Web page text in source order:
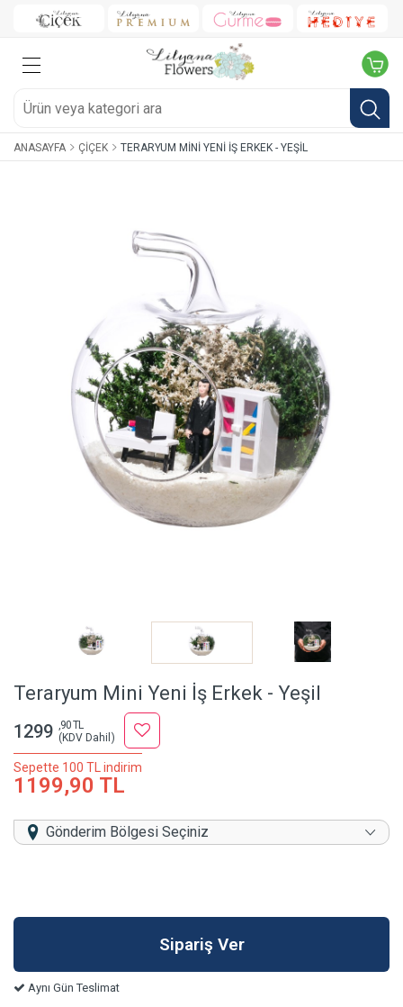
ANASAYFA ÇIÇEK TERARYUM MINI YENI İŞ ERKEK - YEŞIL
Teraryum Mini Yeni İş Erkek - Yeşil
1299 ,90 TL
(KDV Dahil)
Sepette 100 TL indirim
1199,90 TL
Gönderim Bölgesi Seçiniz
Aynı Gün Teslimat